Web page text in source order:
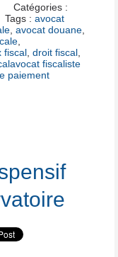
Catégories :
Tags :avocat
avocat douane
fiscal droit fiscal
fiscaliste
paiement